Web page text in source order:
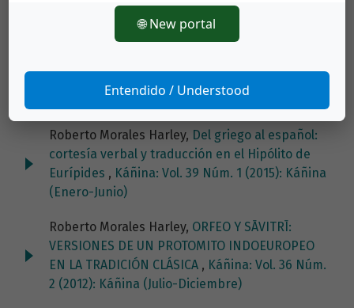
Káñina: Vol. 38 Núm. 3 (2014): Káñina
Vol 38 (Especial) 2014
Roberto Morales Harley, Del griego al español:
cortesía verbal y traducción en el Hipólito de
Eurípides , Káñina: Vol. 39 Núm. 1 (2015): Káñina
(Enero-Junio)
Roberto Morales Harley, ORFEO Y SĀVITRĪ:
VERSIONES DE UN PROTOMITO INDOEUROPEO
EN LA TRADICIÓN CLÁSICA , Káñina: Vol. 36 Núm.
2 (2012): Káñina (Julio-Diciembre)
🌐 New portal
Entendido / Understood